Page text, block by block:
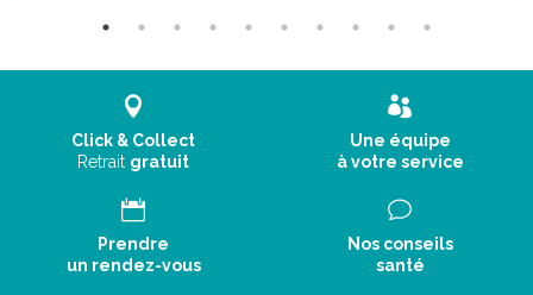
Click & Collect
Retrait gratuit
Une équipe
à votre service
Prendre
un rendez-vous
Nos conseils
santé